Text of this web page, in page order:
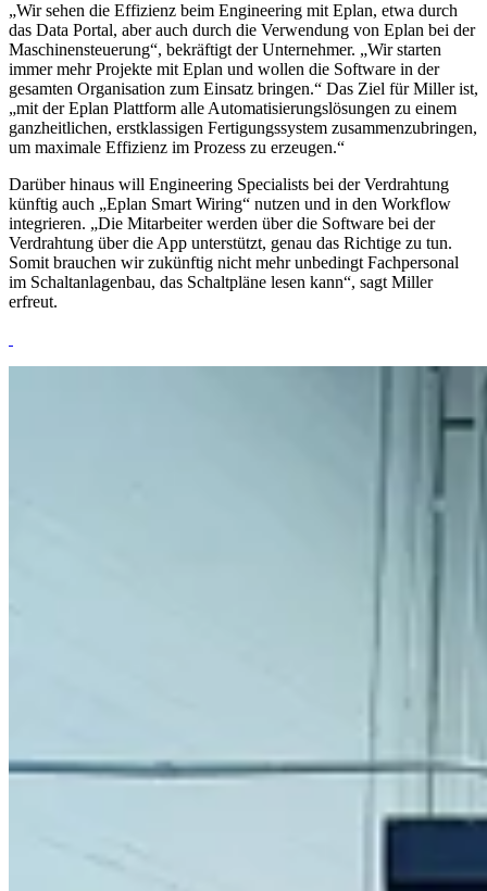
„Wir sehen die Effizienz beim Engineering mit Eplan, etwa durch
das Data Portal, aber auch durch die Verwendung von Eplan bei der
Maschinensteuerung“, bekräftigt der Unternehmer. „Wir starten
immer mehr Projekte mit Eplan und wollen die Software in der
gesamten Organisation zum Einsatz bringen.“ Das Ziel für Miller ist,
„mit der Eplan Plattform alle Automatisierungslösungen zu einem
ganzheitlichen, erstklassigen Fertigungssystem zusammenzubringen,
um maximale Effizienz im Prozess zu erzeugen.“
Darüber hinaus will Engineering Specialists bei der Verdrahtung
künftig auch „Eplan Smart Wiring“ nutzen und in den Workflow
integrieren. „Die Mitarbeiter werden über die Software bei der
Verdrahtung über die App unterstützt, genau das Richtige zu tun.
Somit brauchen wir zukünftig nicht mehr unbedingt Fachpersonal
im Schaltanlagenbau, das Schaltpläne lesen kann“, sagt Miller
erfreut.